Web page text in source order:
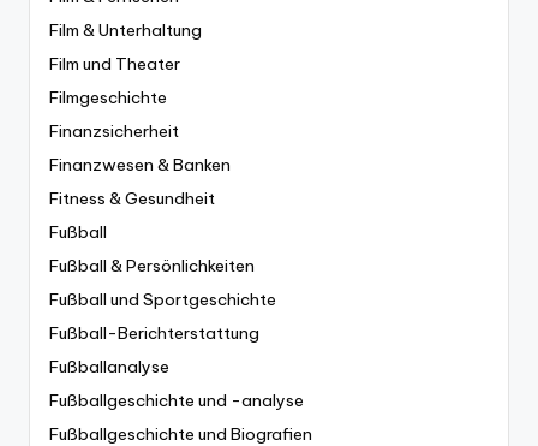
Film & Unterhaltung
Film und Theater
Filmgeschichte
Finanzsicherheit
Finanzwesen & Banken
Fitness & Gesundheit
Fußball
Fußball & Persönlichkeiten
Fußball und Sportgeschichte
Fußball-Berichterstattung
Fußballanalyse
Fußballgeschichte und -analyse
Fußballgeschichte und Biografien